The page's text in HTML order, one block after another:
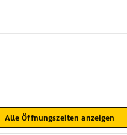
Alle Öffnungszeiten anzeigen